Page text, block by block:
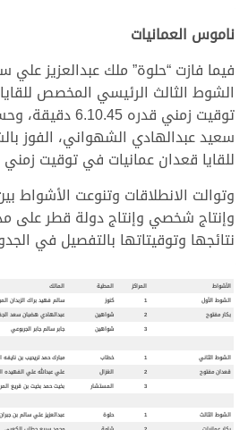
ناموس العمانيات
فيما فازت “حلوة” ملك عبدالعزيز علي
الشوط الثالث الرئيسي المخصص
توقيت زمني قدره
سعيد عبدالهادي الشهواني، الفوز
للقايا قعدان عمانيات في توقيت زمني قدره
وتوالت الانطلاقات وتنوعت الأشواط
نتائجها وتوقيتاتها بالتفصيل في
الأشواط المراكز المطية المالك
الشوط الأول
1 كنوز سالم فهيد براك الزبدان
بكار مفتوح
2 شواهين عبدالهادي هضبان سعد
3
شواهين جابر سالم جابر الجربوعي
الشوط الثاني 1 خطاب مبارك حمد تريحيب بن نايفه
قعدان مفتوح
2 الغزال علي عبدالله علي الفهيده
3
المستشار بخيت حمد بخيت بن قريع
الشوط الثالث 1 حلوة عبدالعزيز علي سالم بن جبران